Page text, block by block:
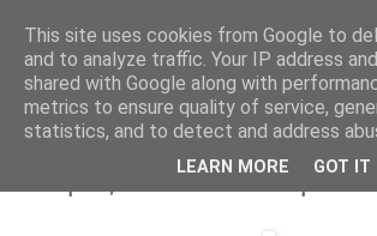
Parakato.gr
Ο απανταχού ανώνυμος
κατεβάζει τον διακόπτη
This site uses cookies from Google to
and to analyze traffic. Your IP address
shared with Google along with
metrics to ensure quality of service,
statistics, and to detect and address
LEARN MORE GOT IT